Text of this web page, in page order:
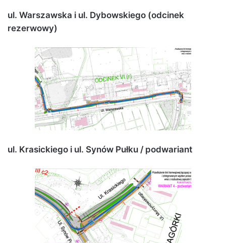
ul. Warszawska i ul. Dybowskiego (odcinek
rezerwowy)
ul. Krasickiego i ul. Synów Pułku / podwariant